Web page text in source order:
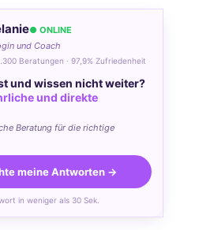
● ONLINE
und Coach
Beratungen · 97,9% Zufriedenheit
und wissen nicht weiter?
und direkte
Beratung für die richtige
meine Antworten →
in weniger als 30 Sek.